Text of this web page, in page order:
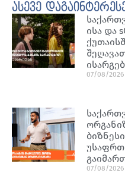
ასევე
ისა და
07/08/2026
07/08/2026